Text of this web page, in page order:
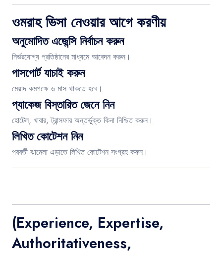
ওমরাহ ভিসা নেওয়ার আগে করণীয়
অনুমোদিত এজেন্সি নির্বাচন করুন
নির্ভরযোগ্য প্রতিষ্ঠানের মাধ্যমে আবেদন করুন।
পাসপোর্ট যাচাই করুন
মেয়াদ কমপক্ষে ৬ মাস থাকতে হবে।
প্যাকেজ বিস্তারিত জেনে নিন
হোটেল, খাবার, ট্রান্সফার অন্তর্ভুক্ত কিনা নিশ্চিত করুন।
লিখিত কোটেশন নিন
পরবর্তী ঝামেলা এড়াতে লিখিত কোটেশন সংগ্রহ করুন।
(Experience, Expertise,
Authoritativeness,